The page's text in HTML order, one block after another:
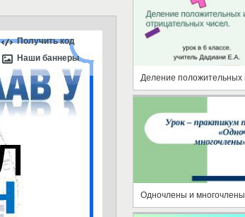
Получить код
Наши баннеры
Одночлены и многочлены